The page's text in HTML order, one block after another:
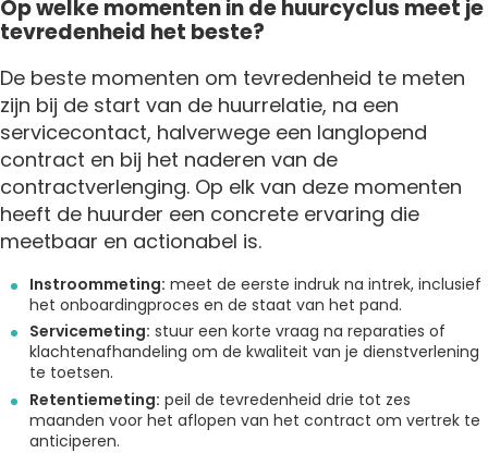
Op welke momenten in de huurcyclus meet je
tevredenheid het beste?
De beste momenten om tevredenheid te meten
zijn bij de start van de huurrelatie, na een
servicecontact, halverwege een langlopend
contract en bij het naderen van de
contractverlenging. Op elk van deze momenten
heeft de huurder een concrete ervaring die
meetbaar en actionabel is.
Instroommeting: meet de eerste indruk na intrek, inclusief
het onboardingproces en de staat van het pand.
Servicemeting: stuur een korte vraag na reparaties of
klachtenafhandeling om de kwaliteit van je dienstverlening
te toetsen.
Retentiemeting: peil de tevredenheid drie tot zes
maanden voor het aflopen van het contract om vertrek te
anticiperen.